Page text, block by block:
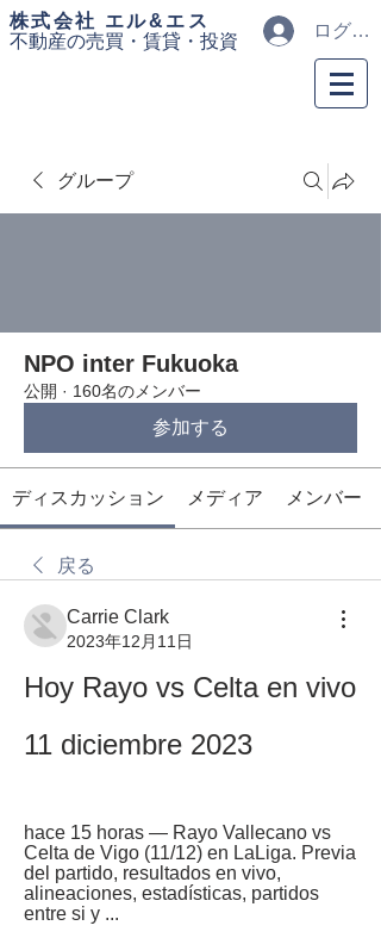
​株式会社 エル&エス
不動産の売買・ 賃貸・投資
ログイン
グループ
NPO inter Fukuoka
公開 · 160名のメンバー
参加する
ディスカッション メディア メンバー
戻る
Carrie Clark
2023年12月11日
Hoy Rayo vs Celta en vivo
11 diciembre 2023
hace 15 horas — Rayo Vallecano vs
Celta de Vigo (11/12) en LaLiga. Previa
del partido, resultados en vivo,
alineaciones, estadísticas, partidos
entre si y ...